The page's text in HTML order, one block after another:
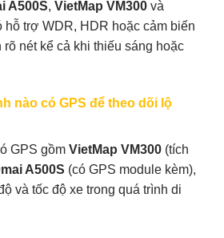
A500S, VietMap VM300 và
hỗ trợ WDR, HDR hoặc cảm biến
nét kể cả khi thiếu sáng hoặc
nào có GPS để theo dõi lộ
GPS gồm VietMap VM300 (tích
A500S (có GPS module kèm),
và tốc độ xe trong quá trình di